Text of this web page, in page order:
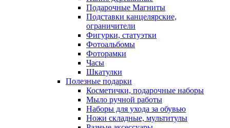
Подарочные Магниты
Подставки канцелярские,
ограничители
Фигурки, статуэтки
Фотоальбомы
Фоторамки
Часы
Шкатулки
Полезные подарки
Косметички, подарочные наборы
Мыло ручной работы
Наборы для ухода за обувью
Ножи складные, мультитулы